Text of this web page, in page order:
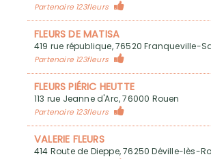
Partenaire 123fleurs
FLEURS DE MATISA
419 rue république, 76520 Franqueville-
Partenaire 123fleurs
FLEURS PIÉRIC HEUTTE
113 rue Jeanne d'Arc, 76000 Rouen
Partenaire 123fleurs
VALERIE FLEURS
414 Route de Dieppe, 76250 Déville-lès-